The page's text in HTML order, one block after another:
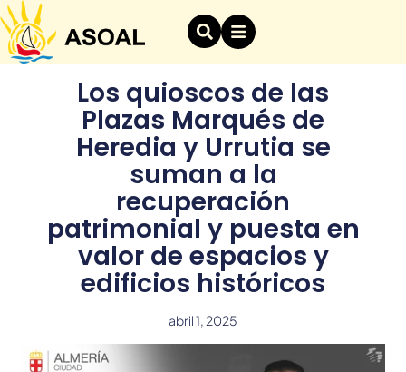
Los quioscos de las
Plazas Marqués de
Heredia y Urrutia se
suman a la
recuperación
patrimonial y puesta en
valor de espacios y
edificios históricos
abril 1, 2025